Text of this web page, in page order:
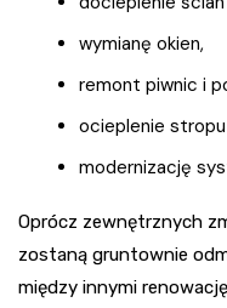
wymianę okien,
remont piwnic i
ocieplenie
modernizację
Oprócz zewnętrznych
zostaną gruntownie
między innymi